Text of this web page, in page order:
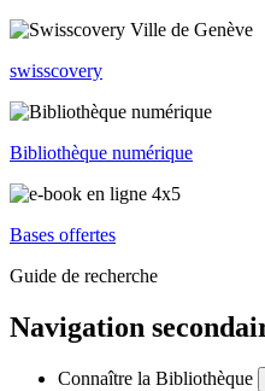
swisscovery
Bibliothèque numérique
Bases offertes
Guide de recherche
Navigation
Connaître la Bibliothèque